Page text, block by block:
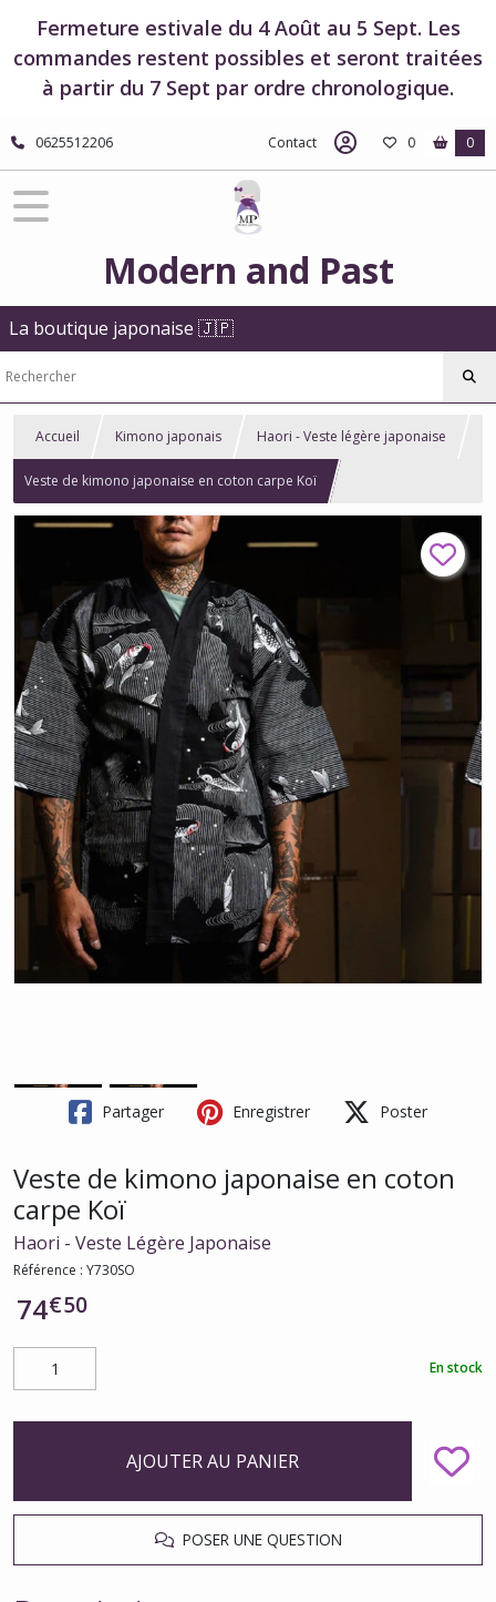
Fermeture estivale du 4 Août au 5 Sept. Les
commandes restent possibles et seront traitées
à partir du 7 Sept par ordre chronologique.
0625512206 Contact 0 0
Modern and Past
La boutique japonaise 🇯🇵
Accueil Kimono japonais Haori - Veste légère japonaise
Veste de kimono japonaise en coton carpe Koï
Partager Enregistrer Poster
Veste de kimono japonaise en coton
carpe Koï
Haori - Veste Légère Japonaise
Référence : Y730SO
74€50
En stock
AJOUTER AU PANIER
POSER UNE QUESTION